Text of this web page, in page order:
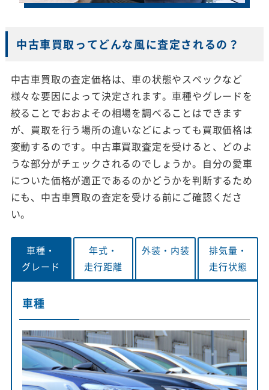
中古車買取ってどんな風に査定されるの？
中古車買取の査定価格は、車の状態やスペックなど
様々な要因によって決定されます。車種やグレードを
絞ることでおおよその相場を調べることはできます
が、買取を行う場所の違いなどによっても買取価格は
変動するのです。中古車買取査定を受けると、どのよ
うな部分がチェックされるのでしょうか。自分の愛車
についた価格が適正であるのかどうかを判断するため
にも、中古車買取の査定を受ける前にご確認くださ
い。
車種・
グレード
年式・
走行距離
外装・ 内装
排気量・
走行状態
車種